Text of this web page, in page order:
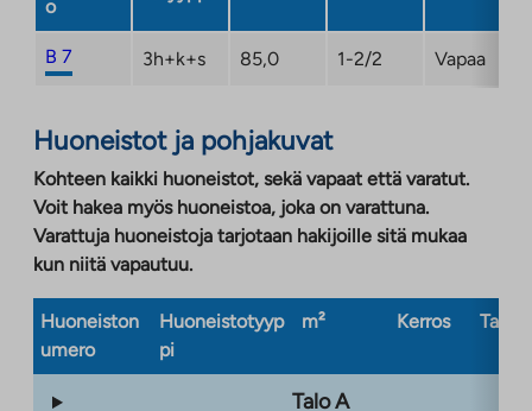
o
B 7 3h+k+s 85,0 1-2/2 Vapaa
Huoneistot ja pohjakuvat
Kohteen kaikki huoneistot, sekä vapaat että varatut.
Voit hakea myös huoneistoa, joka on varattuna.
Varattuja huoneistoja tarjotaan hakijoille sitä mukaa
kun niitä vapautuu.
Huoneiston
umero
Huoneistotyyp
pi
m² Kerros
Talo A